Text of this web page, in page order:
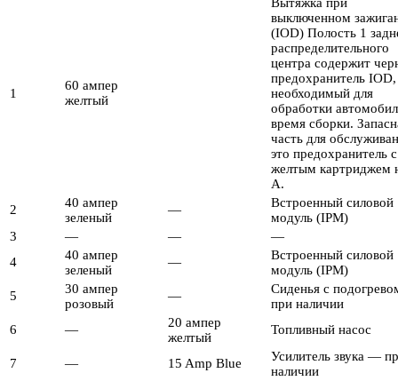
1
60 ампер
желтый
выключенном
(IOD) Полость 1
распределительного
центра содержит
предохранитель IOD,
необходимый для
обработки
время сборки.
часть для
это предохранитель с
желтым картриджем
А.
2
40 ампер
зеленый
—
Встроенный силовой
модуль (IPM)
3
— —
—
4
40 ампер
зеленый
—
Встроенный силовой
модуль (IPM)
5
30 ампер
розовый
—
Сиденья с
при наличии
6
—
20 ампер
желтый
Топливный насос
7 — 15 Amp Blue
Усилитель звука —
наличии